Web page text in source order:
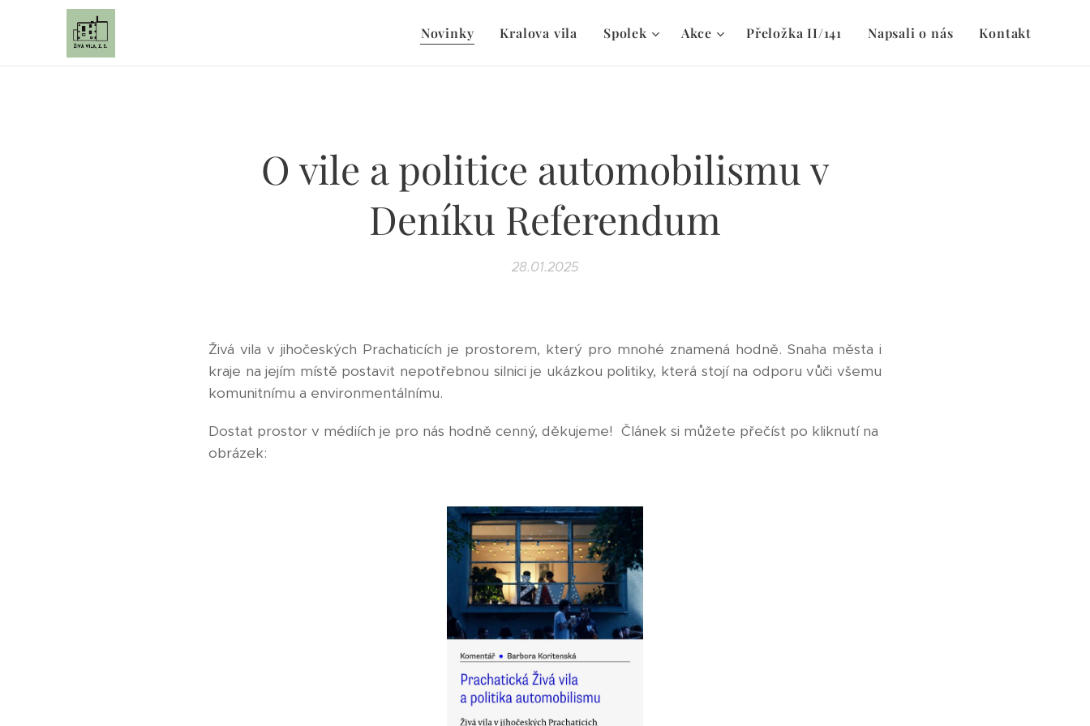
Novinky Kralova vila Spolek Akce Přeložka II/141 Napsali o nás Kontakt
O vile a politice automobilismu v
Deníku Referendum
28.01.2025
Živá vila v jihočeských Prachaticích je prostorem, který pro mnohé znamená hodně. Snaha města i
kraje na jejím místě postavit nepotřebnou silnici je ukázkou politiky, která stojí na odporu vůči všemu
komunitnímu a environmentálnímu.
Dostat prostor v médiích je pro nás hodně cenný, děkujeme! Článek si můžete přečíst po kliknutí na
obrázek: